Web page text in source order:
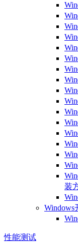
装
Windows
性能测试